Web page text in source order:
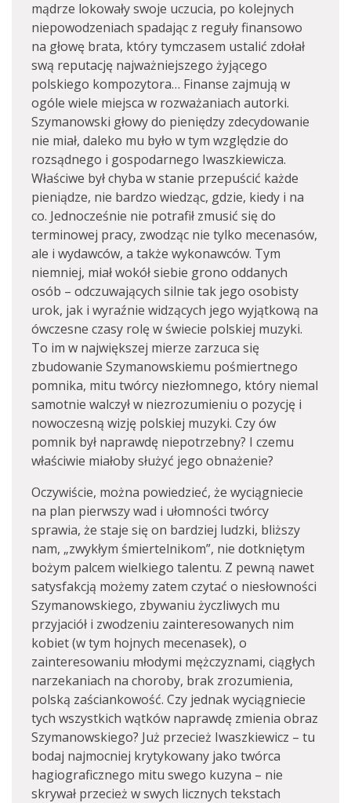
mądrze lokowały swoje uczucia, po kolejnych
niepowodzeniach spadając z reguły finansowo
na głowę brata, który tymczasem ustalić zdołał
swą reputację najważniejszego żyjącego
polskiego kompozytora… Finanse zajmują w
ogóle wiele miejsca w rozważaniach autorki.
Szymanowski głowy do pieniędzy zdecydowanie
nie miał, daleko mu było w tym względzie do
rozsądnego i gospodarnego Iwaszkiewicza.
Właściwe był chyba w stanie przepuścić każde
pieniądze, nie bardzo wiedząc, gdzie, kiedy i na
co. Jednocześnie nie potrafił zmusić się do
terminowej pracy, zwodząc nie tylko mecenasów,
ale i wydawców, a także wykonawców. Tym
niemniej, miał wokół siebie grono oddanych
osób – odczuwających silnie tak jego osobisty
urok, jak i wyraźnie widzących jego wyjątkową na
ówczesne czasy rolę w świecie polskiej muzyki.
To im w największej mierze zarzuca się
zbudowanie Szymanowskiemu pośmiertnego
pomnika, mitu twórcy niezłomnego, który niemal
samotnie walczył w niezrozumieniu o pozycję i
nowoczesną wizję polskiej muzyki. Czy ów
pomnik był naprawdę niepotrzebny? I czemu
właściwie miałoby służyć jego obnażenie?
Oczywiście, można powiedzieć, że wyciągniecie
na plan pierwszy wad i ułomności twórcy
sprawia, że staje się on bardziej ludzki, bliższy
nam, „zwykłym śmiertelnikom”, nie dotkniętym
bożym palcem wielkiego talentu. Z pewną nawet
satysfakcją możemy zatem czytać o niesłowności
Szymanowskiego, zbywaniu życzliwych mu
przyjaciół i zwodzeniu zainteresowanych nim
kobiet (w tym hojnych mecenasek), o
zainteresowaniu młodymi mężczyznami, ciągłych
narzekaniach na choroby, brak zrozumienia,
polską zaściankowość. Czy jednak wyciągniecie
tych wszystkich wątków naprawdę zmienia obraz
Szymanowskiego? Już przecież Iwaszkiewicz – tu
bodaj najmocniej krytykowany jako twórca
hagiograficznego mitu swego kuzyna – nie
skrywał przecież w swych licznych tekstach